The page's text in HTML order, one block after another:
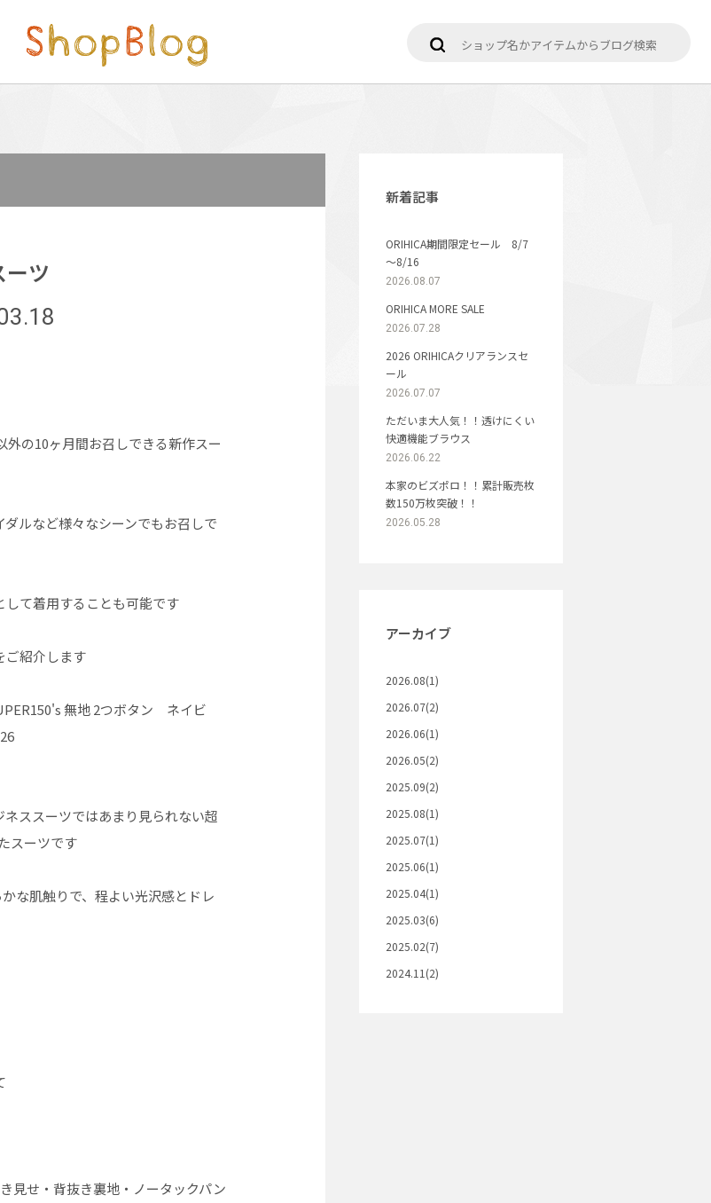
ーツ
の10ヶ月間お召しできる新作スー
ルなど様々なシーンでもお召しで
て着用することも可能です
ご紹介します
無地 2つボタン ネイビ
ススーツではあまり見られない超
スーツです
な肌触りで、程よい光沢感とドレ
見せ・背抜き裏地・ノータックパン
新着記事
ORIHICA期間限定セール 8/7
～8/16
2026.08.07
ORIHICA MORE SALE
2026.07.28
2026 ORIHICAクリアランスセ
ール
2026.07.07
ただいま大人気！！透けにくい
快適機能ブラウス
2026.06.22
本家のビズポロ！！累計販売枚
数150万枚突破！！
2026.05.28
アーカイブ
2026.08(1)
2026.07(2)
2026.06(1)
2026.05(2)
2025.09(2)
2025.08(1)
2025.07(1)
2025.06(1)
2025.04(1)
2025.03(6)
2025.02(7)
2024.11(2)